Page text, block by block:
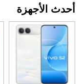
أحدث الأجهزة